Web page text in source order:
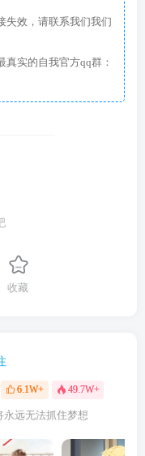
失效，请联系我们我们
实的自我官方qq群：
收藏
6.1W+ 49.7W+
永远无法抓住梦想